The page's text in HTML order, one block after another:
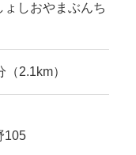
ょしおやまぶんち
2.1km）
105